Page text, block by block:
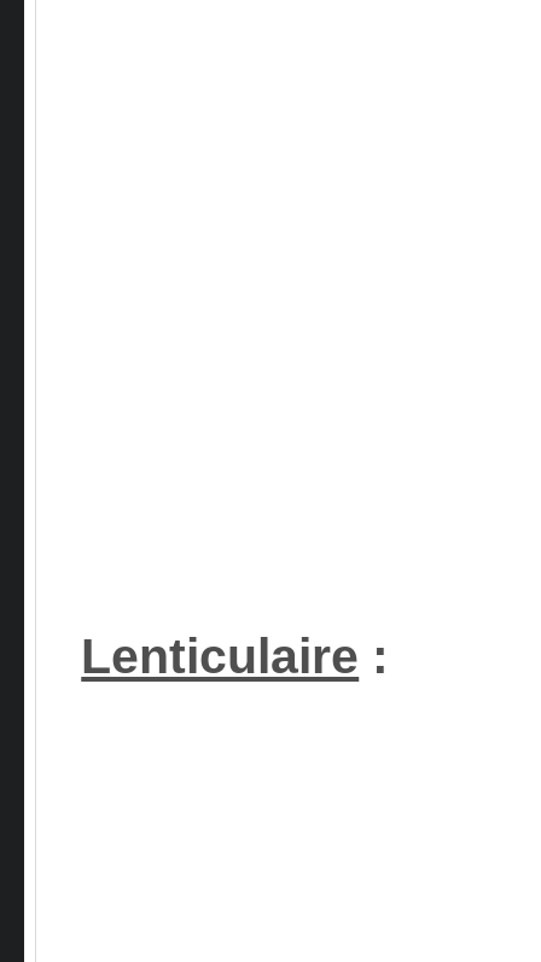
Lenticulaire :